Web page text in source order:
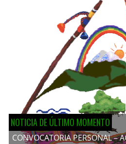
NOTICIA DE ÚLTIMO MOMENTO
CONVOCATORIA PERSONAL –